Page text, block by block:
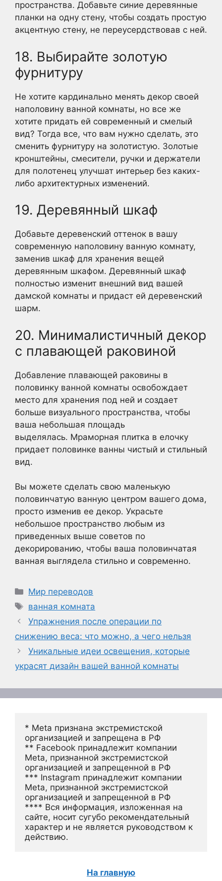
пространства. Добавьте синие деревянные
планки на одну стену, чтобы создать простую
акцентную стену, не переусердствовав с ней.
18. Выбирайте золотую
фурнитуру
Не хотите кардинально менять декор своей
наполовину ванной комнаты, но все же
хотите придать ей современный и смелый
вид? Тогда все, что вам нужно сделать, это
сменить фурнитуру на золотистую. Золотые
кронштейны, смесители, ручки и держатели
для полотенец улучшат интерьер без каких-
либо архитектурных изменений.
19. Деревянный шкаф
Добавьте деревенский оттенок в вашу
современную наполовину ванную комнату,
заменив шкаф для хранения вещей
деревянным шкафом. Деревянный шкаф
полностью изменит внешний вид вашей
дамской комнаты и придаст ей деревенский
шарм.
20. Минималистичный декор
с плавающей раковиной
Добавление плавающей раковины в
половинку ванной комнаты освобождает
место для хранения под ней и создает
больше визуального пространства, чтобы
ваша небольшая площадь
выделялась. Мраморная плитка в елочку
придает половинке ванны чистый и стильный
вид.
Вы можете сделать свою маленькую
половинчатую ванную центром вашего дома,
просто изменив ее декор. Украсьте
небольшое пространство любым из
приведенных выше советов по
декорированию, чтобы ваша половинчатая
ванная выглядела стильно и современно.
Рубрики
Мир переводов
Метки
ванная комната
Упражнения после операции по
снижению веса: что можно, а чего нельзя
Уникальные идеи освещения, которые
украсят дизайн вашей ванной комнаты
* Meta признана экстремистской
организацией и запрещена в РФ
** Facebook принадлежит компании
Meta, признанной экстремистской
организацией и запрещенной в РФ
*** Instagram принадлежит компании
Meta, признанной экстремистской
организацией и запрещенной в РФ
**** Вся информация, изложенная на
сайте, носит сугубо рекомендательный
характер и не является руководством к
действию.
На главную